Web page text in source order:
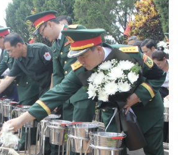
Quân sự - Quốc phòng
Vũ khí
Việt Nam
Phân tích